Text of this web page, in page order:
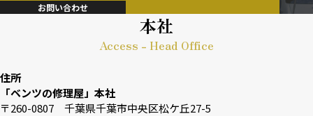
お問い合わせ
本社
Access - Head Office
住所
「ベンツの修理屋」本社
〒260-0807 千葉県千葉市中央区松ケ丘27-5